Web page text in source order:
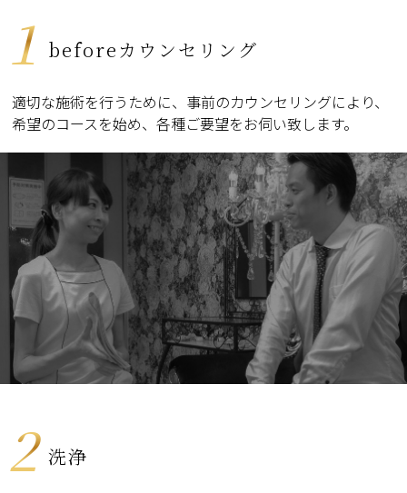
1 beforeカウンセリング
適切な施術を行うために、事前のカウンセリングにより、
希望のコースを始め、各種ご要望をお伺い致します。
2 洗浄